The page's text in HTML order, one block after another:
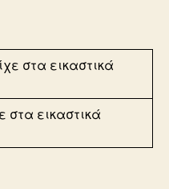
στα εικαστικά